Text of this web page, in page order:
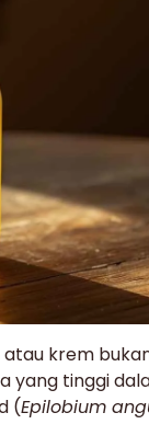
krem
yang tinggi
(Epilobium